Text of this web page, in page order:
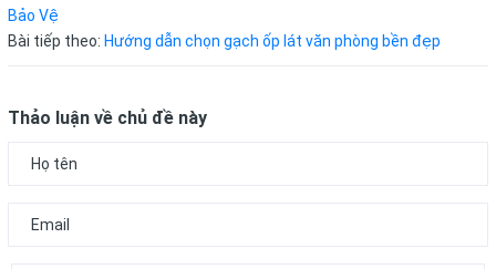
Bảo Vệ
Bài tiếp theo: Hướng dẫn chọn gạch ốp lát văn phòng bền đẹp
Thảo luận về chủ đề này